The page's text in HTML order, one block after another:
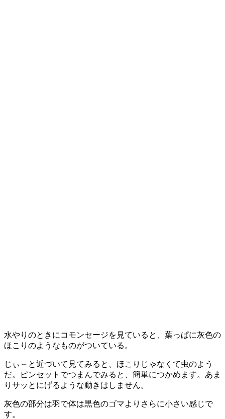
水やりのときにコモンセージを見ていると、葉っぱに灰色の
ほこりのようなものがついている。
じぃ～と近づいて見てみると、ほこりじゃなくて虫のよう
だ。ピンセットでつまんでみると、簡単につかめます。あま
りサッとにげるような動きはしません。
灰色の部分は羽で体は黒色のゴマよりさらに小さい感じで
す。